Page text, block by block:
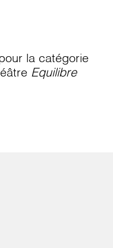
la catégorie
Equilibre